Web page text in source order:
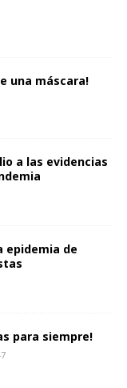
una máscara!‎
a las evidencias
epidemia de
para siempre!